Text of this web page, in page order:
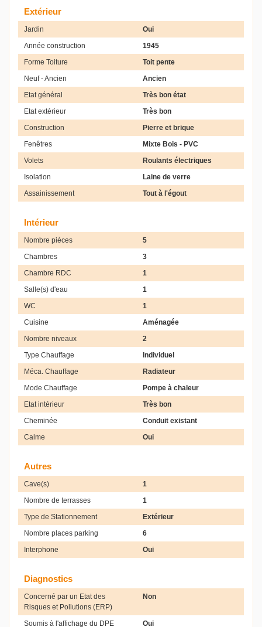
Extérieur
Jardin
Oui
Année construction
1945
Forme Toiture
Toit pente
Neuf - Ancien
Ancien
Etat général
Très bon état
Etat extérieur
Très bon
Construction
Pierre et brique
Fenêtres
Mixte Bois - PVC
Volets
Roulants électriques
Isolation
Laine de verre
Assainissement
Tout à l'égout
Intérieur
Nombre pièces
5
Chambres
3
Chambre RDC
1
Salle(s) d'eau
1
WC
1
Cuisine
Aménagée
Nombre niveaux
2
Type Chauffage
Individuel
Méca. Chauffage
Radiateur
Mode Chauffage
Pompe à chaleur
Etat intérieur
Très bon
Cheminée
Conduit existant
Calme
Oui
Autres
Cave(s)
1
Nombre de terrasses
1
Type de Stationnement
Extérieur
Nombre places parking
6
Interphone
Oui
Diagnostics
Concerné par un Etat des
Risques et Pollutions (ERP)
Non
Soumis à l'affichage du DPE
Oui